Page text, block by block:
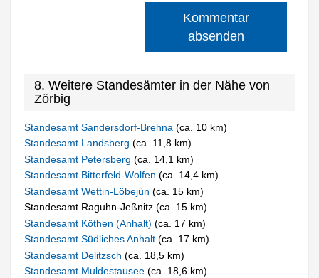
Kommentar
absenden
8. Weitere Standesämter in der Nähe von
Zörbig
Standesamt Sandersdorf-Brehna(ca. 10 km)
Standesamt Landsberg(ca. 11,8 km)
Standesamt Petersberg(ca. 14,1 km)
Standesamt Bitterfeld-Wolfen(ca. 14,4 km)
Standesamt Wettin-Löbejün(ca. 15 km)
Standesamt Raguhn-Jeßnitz (ca. 15 km)
Standesamt Köthen (Anhalt)(ca. 17 km)
Standesamt Südliches Anhalt(ca. 17 km)
Standesamt Delitzsch(ca. 18,5 km)
Standesamt Muldestausee(ca. 18,6 km)